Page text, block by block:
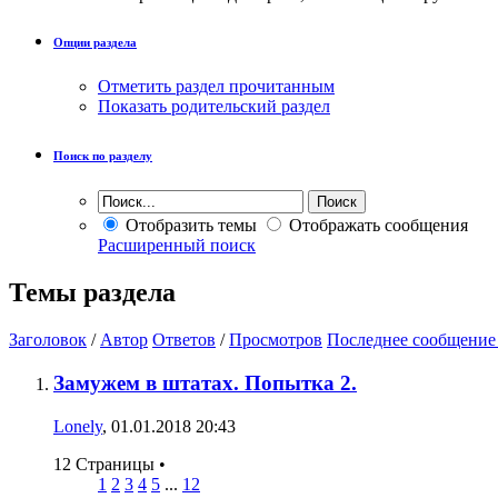
Опции раздела
Отметить раздел прочитанным
Показать родительский раздел
Поиск по разделу
Отобразить темы
Отображать сообщения
Расширенный поиск
Темы раздела
Заголовок / Автор Ответов /Просмотров Последнее сообщение
Замужем в штатах. Попытка 2.
Lonely, 01.01.2018 20:43
12 Страницы •
1 2 3 4 5 ... 12